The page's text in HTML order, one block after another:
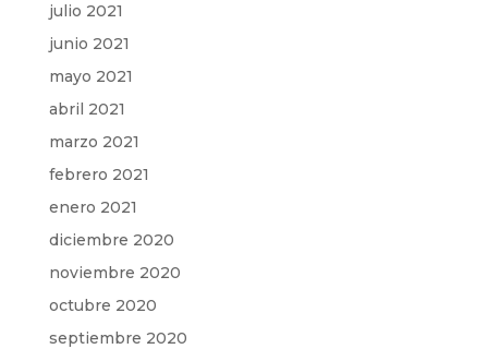
julio 2021
junio 2021
mayo 2021
abril 2021
marzo 2021
febrero 2021
enero 2021
diciembre 2020
noviembre 2020
octubre 2020
septiembre 2020